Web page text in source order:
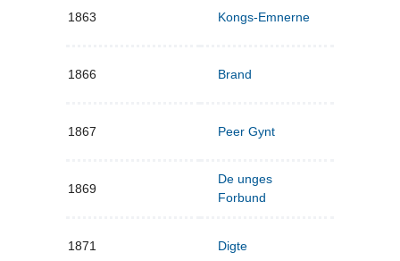
1863 Kongs-Emnerne
1866 Brand
1867 Peer Gynt
1869
De unges
Forbund
1871 Digte